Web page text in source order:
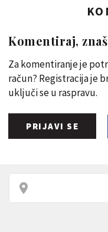
Komentiraj,
Za komentiranje je
račun? Registracija je
uključi se u raspravu.
PRIJAVI SE